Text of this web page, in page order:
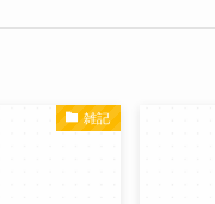
雑記